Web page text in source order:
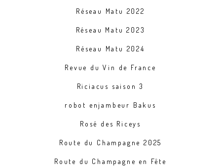
Réseau Matu 2022
Réseau Matu 2023
Réseau Matu 2024
Revue du Vin de France
Riciacus saison 3
robot enjambeur Bakus
Rosé des Riceys
Route du Champagne 2025
Route du Champagne en Fête